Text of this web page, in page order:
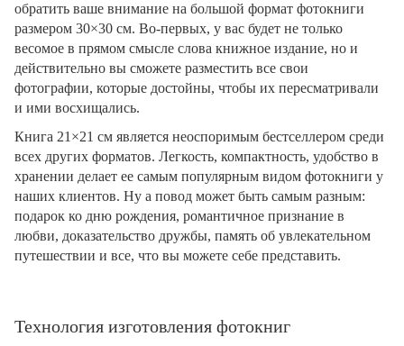
обратить ваше внимание на большой формат фотокниги
размером 30×30 см. Во-первых, у вас будет не только
весомое в прямом смысле слова книжное издание, но и
действительно вы сможете разместить все свои
фотографии, которые достойны, чтобы их пересматривали
и ими восхищались.
Книга 21×21 см является неоспоримым бестселлером среди
всех других форматов. Легкость, компактность, удобство в
хранении делает ее самым популярным видом фотокниги у
наших клиентов. Ну а повод может быть самым разным:
подарок ко дню рождения, романтичное признание в
любви, доказательство дружбы, память об увлекательном
путешествии и все, что вы можете себе представить.
Технология изготовления фотокниг